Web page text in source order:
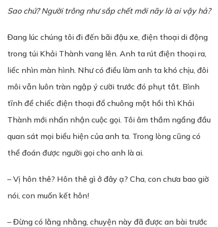
Sao chứ? Người trông như sắp chết mới nãy là ai vậy hả?
Đang lúc chúng tôi đi đến bãi đậu xe, điện thoại di động
trong túi Khải Thành vang lên. Anh ta rút điện thoại ra,
liếc nhìn màn hình. Như có điều làm anh ta khó chịu, đôi
môi vẫn luôn tràn ngập ý cười trước đó phụt tắt. Bình
tĩnh để chiếc điện thoại đổ chuông một hồi thì Khải
Thành mới nhấn nhận cuộc gọi. Tôi âm thầm ngẩng đầu
quan sát mọi biểu hiện của anh ta. Trong lòng cũng có
thể đoán được người gọi cho anh là ai.
– Vị hôn thê? Hôn thê gì ở đây ạ? Cha, con chưa bao giờ
nói, con muốn kết hôn!
– Đừng có lằng nhằng, chuyện này đã được an bài trước